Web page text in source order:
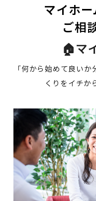
マイホ
ご相
🏠マ
「何から始めて良い
くりをイチか